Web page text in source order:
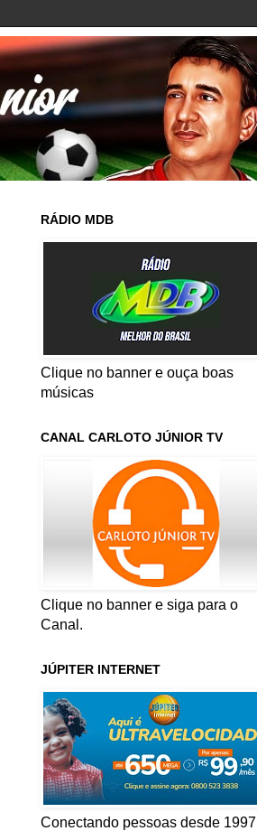
RÁDIO MDB
Clique no banner e ouça boas
músicas
CANAL CARLOTO JÚNIOR TV
Clique no banner e siga para o
Canal.
JÚPITER INTERNET
Conectando pessoas desde 1997